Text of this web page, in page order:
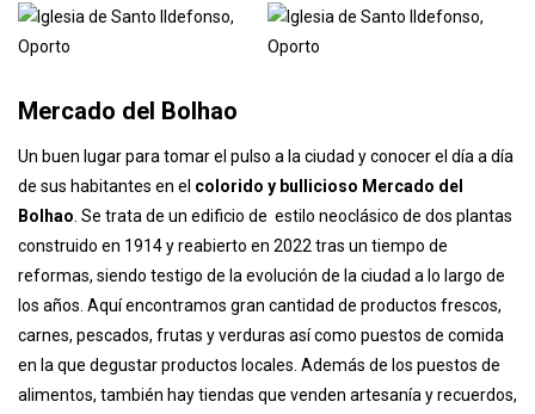
puede visitar de forma gratuita de lunes a sábado de 9:00h-12:00h
y de 15:00h-18:30h, destaca su enorme órgano y el retablo del Sg.
Mercado del Bolhao
Un buen lugar para tomar el pulso a la ciudad y conocer el día a día
de sus habitantes en elcolorido y bullicioso Mercado del
Bolhao . Se trata de un edificio de estilo neoclásico de dos plantas
construido en 1914 y reabierto en 2022 tras un tiempo de
reformas, siendo testigo de la evolución de la ciudad a lo largo de